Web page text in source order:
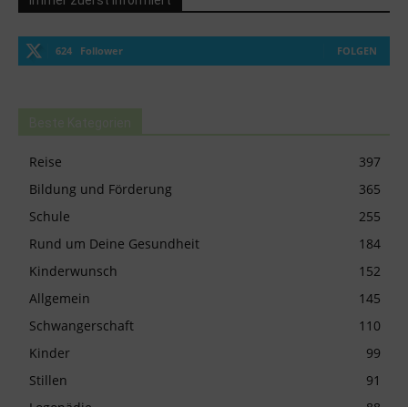
624 Follower FOLGEN
Reise
397
Bildung und Förderung
365
Schule
255
Rund um Deine Gesundheit
184
Kinderwunsch
152
Allgemein
145
Schwangerschaft
110
Kinder
99
Stillen
91